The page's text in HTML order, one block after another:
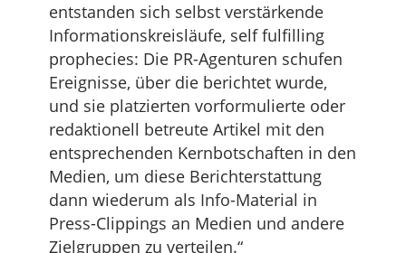
entstanden sich selbst verstärkende
Informationskreisläufe, self fulfilling
prophecies: Die PR-Agenturen schufen
Ereignisse, über die berichtet wurde,
und sie platzierten vorformulierte oder
redaktionell betreute Artikel mit den
entsprechenden Kernbotschaften in den
Medien, um diese Berichterstattung
dann wiederum als Info-Material in
Press-Clippings an Medien und andere
Zielgruppen zu verteilen.“